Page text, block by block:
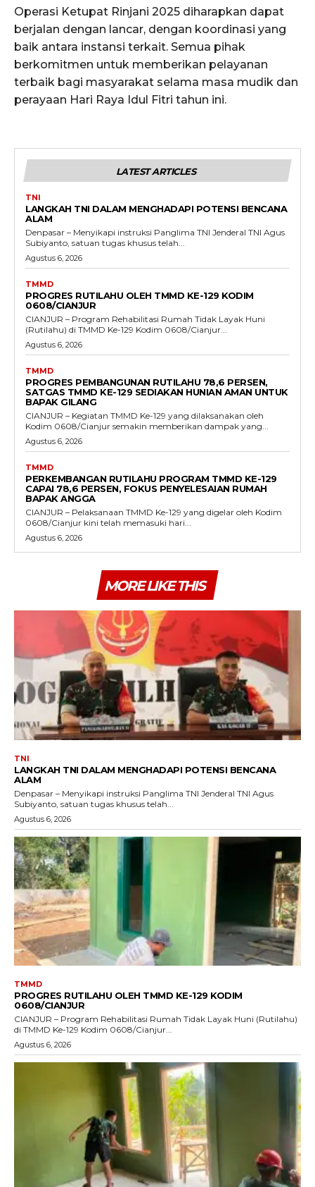
Operasi Ketupat Rinjani 2025 diharapkan dapat
berjalan dengan lancar, dengan koordinasi yang
baik antara instansi terkait. Semua pihak
berkomitmen untuk memberikan pelayanan
terbaik bagi masyarakat selama masa mudik dan
perayaan Hari Raya Idul Fitri tahun ini.
LATEST ARTICLES
TNI
LANGKAH TNI DALAM MENGHADAPI POTENSI BENCANA
ALAM
Denpasar – Menyikapi instruksi Panglima TNI Jenderal TNI Agus
Subiyanto, satuan tugas khusus telah...
Agustus 6, 2026
TMMD
PROGRES RUTILAHU OLEH TMMD KE-129 KODIM
0608/CIANJUR
CIANJUR – Program Rehabilitasi Rumah Tidak Layak Huni
(Rutilahu) di TMMD Ke-129 Kodim 0608/Cianjur...
Agustus 6, 2026
TMMD
PROGRES PEMBANGUNAN RUTILAHU 78,6 PERSEN,
SATGAS TMMD KE-129 SEDIAKAN HUNIAN AMAN UNTUK
BAPAK GILANG
CIANJUR – Kegiatan TMMD Ke-129 yang dilaksanakan oleh
Kodim 0608/Cianjur semakin memberikan dampak yang...
Agustus 6, 2026
TMMD
PERKEMBANGAN RUTILAHU PROGRAM TMMD KE-129
CAPAI 78,6 PERSEN, FOKUS PENYELESAIAN RUMAH
BAPAK ANGGA
CIANJUR – Pelaksanaan TMMD Ke-129 yang digelar oleh Kodim
0608/Cianjur kini telah memasuki hari...
Agustus 6, 2026
MORE LIKE THIS
TNI
LANGKAH TNI DALAM MENGHADAPI POTENSI BENCANA
ALAM
Denpasar – Menyikapi instruksi Panglima TNI Jenderal TNI Agus
Subiyanto, satuan tugas khusus telah...
Agustus 6, 2026
TMMD
PROGRES RUTILAHU OLEH TMMD KE-129 KODIM
0608/CIANJUR
CIANJUR – Program Rehabilitasi Rumah Tidak Layak Huni (Rutilahu)
di TMMD Ke-129 Kodim 0608/Cianjur...
Agustus 6, 2026